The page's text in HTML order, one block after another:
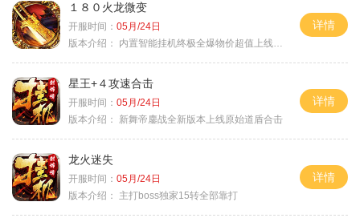
１８０火龙微变
开服时间： 05月/24日
版本介绍：
内置智能挂机终极全爆物价超值上线送神器
详情
星王+４攻速合击
开服时间： 05月/24日
版本介绍：
新舞帝鏖战全新版本上线原始道盾合击
详情
龙火迷失
开服时间： 05月/24日
版本介绍：
主打boss独家15转全部靠打
详情